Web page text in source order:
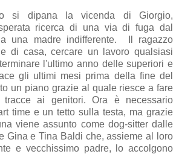
si dipana la vicenda di Giorgio,
ricerca di una via di fuga dal
una madre indifferente. Il ragazzo
di casa, cercare un lavoro qualsiasi
l'ultimo anno delle superiori e
gli ultimi mesi prima della fine del
un piano grazie al quale riesce a fare
tracce ai genitori. Ora è necessario
time e un tetto sulla testa, ma grazie
viene assunto come dog-sitter dalle
Gina e Tina Baldi che, assieme al loro
e vecchissimo padre, lo accolgono